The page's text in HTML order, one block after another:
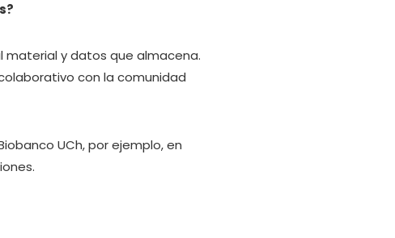
material y datos que almacena.
con la comunidad
UCh, por ejemplo, en